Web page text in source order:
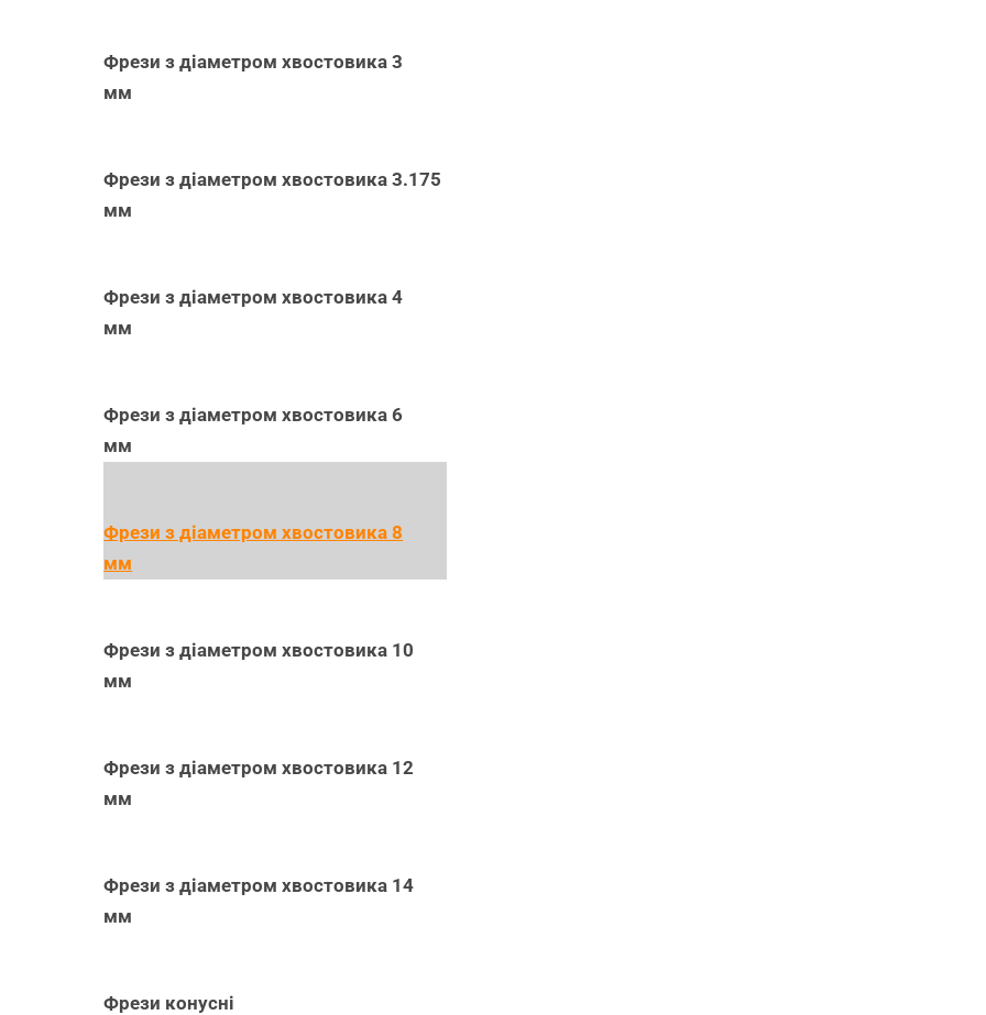
Фрези з діаметром хвостовика 3
мм
Фрези з діаметром хвостовика 3.175
мм
Фрези з діаметром хвостовика 4
мм
Фрези з діаметром хвостовика 6
мм
Фрези з діаметром хвостовика 8
мм
Фрези з діаметром хвостовика 10
мм
Фрези з діаметром хвостовика 12
мм
Фрези з діаметром хвостовика 14
мм
Фрези конусні